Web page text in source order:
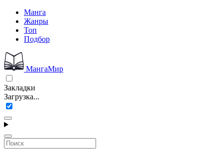
Манга
Жанры
Топ
Подбор
МангаМир
Закладки
Загрузка...